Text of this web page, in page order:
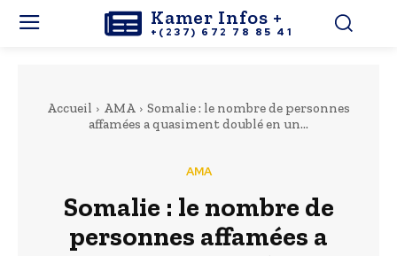
Kamer Infos +
+(237) 672 78 85 41
Accueil AMA
Somalie : le nombre de personnes
affamées a quasiment doublé en un...
AMA
Somalie : le nombre de
personnes affamées a